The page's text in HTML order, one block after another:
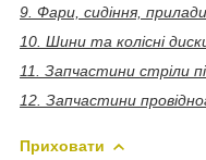
9. Фари, сидіння,
10. Шини та колісні
11. Запчастини стріли
12. Запчастини
Приховати